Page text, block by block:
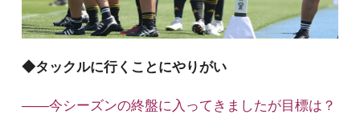
◆タックルに行くことにやりがい
――今シーズンの終盤に入ってきましたが目標は？